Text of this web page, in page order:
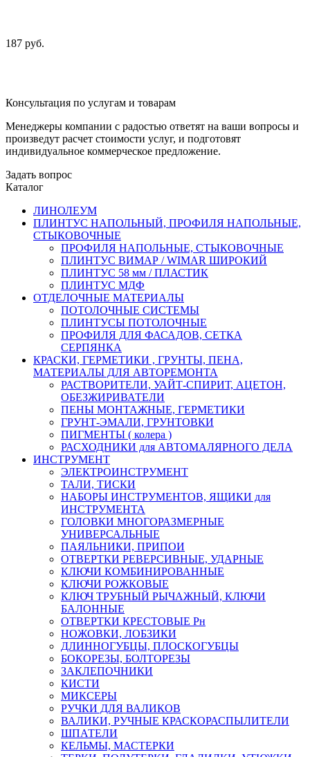
187 руб.
Консультация по услугам и товарам
Менеджеры компании с радостью ответят на ваши вопросы и
произведут расчет стоимости услуг, и подготовят
индивидуальное коммерческое предложение.
Задать вопрос
Каталог
ЛИНОЛЕУМ
ПЛИНТУС НАПОЛЬНЫЙ, ПРОФИЛЯ НАПОЛЬНЫЕ,
СТЫКОВОЧНЫЕ
ПРОФИЛЯ НАПОЛЬНЫЕ, СТЫКОВОЧНЫЕ
ПЛИНТУС ВИМАР / WIMAR ШИРОКИЙ
ПЛИНТУС 58 мм / ПЛАСТИК
ПЛИНТУС МДФ
ОТДЕЛОЧНЫЕ МАТЕРИАЛЫ
ПОТОЛОЧНЫЕ СИСТЕМЫ
ПЛИНТУСЫ ПОТОЛОЧНЫЕ
ПРОФИЛЯ ДЛЯ ФАСАДОВ, СЕТКА
СЕРПЯНКА
КРАСКИ, ГЕРМЕТИКИ , ГРУНТЫ, ПЕНА,
МАТЕРИАЛЫ ДЛЯ АВТОРЕМОНТА
РАСТВОРИТЕЛИ, УАЙТ-СПИРИТ, АЦЕТОН,
ОБЕЗЖИРИВАТЕЛИ
ПЕНЫ МОНТАЖНЫЕ, ГЕРМЕТИКИ
ГРУНТ-ЭМАЛИ, ГРУНТОВКИ
ПИГМЕНТЫ ( колера )
РАСХОДНИКИ для АВТОМАЛЯРНОГО ДЕЛА
ИНСТРУМЕНТ
ЭЛЕКТРОИНСТРУМЕНТ
ТАЛИ, ТИСКИ
НАБОРЫ ИНСТРУМЕНТОВ, ЯЩИКИ для
ИНСТРУМЕНТА
ГОЛОВКИ МНОГОРАЗМЕРНЫЕ
УНИВЕРСАЛЬНЫЕ
ПАЯЛЬНИКИ, ПРИПОИ
ОТВЕРТКИ РЕВЕРСИВНЫЕ, УДАРНЫЕ
КЛЮЧИ КОМБИНИРОВАННЫЕ
КЛЮЧИ РОЖКОВЫЕ
КЛЮЧ ТРУБНЫЙ РЫЧАЖНЫЙ, КЛЮЧИ
БАЛОННЫЕ
ОТВЕРТКИ КРЕСТОВЫЕ Рн
НОЖОВКИ, ЛОБЗИКИ
ДЛИННОГУБЦЫ, ПЛОСКОГУБЦЫ
БОКОРЕЗЫ, БОЛТОРЕЗЫ
ЗАКЛЕПОЧНИКИ
КИСТИ
МИКСЕРЫ
РУЧКИ ДЛЯ ВАЛИКОВ
ВАЛИКИ, РУЧНЫЕ КРАСКОРАСПЫЛИТЕЛИ
ШПАТЕЛИ
КЕЛЬМЫ, МАСТЕРКИ